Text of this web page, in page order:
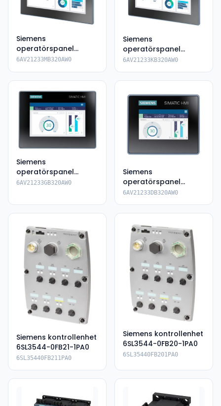
Siemens
operatörspanel
6AV2123-3MB32-
6AV21233MB320AW0
Siemens
operatörspanel
6AV2123-3KB32-0AW0
6AV21233KB320AW0
Siemens
operatörspanel
6AV2123-3GB32-
6AV21233GB320AW0
Siemens
operatörspanel
6AV2123-3DB32-0AW0
6AV21233DB320AW0
Siemens kontrollenhet
6SL3544-0FB21-1PA0
6SL35440FB211PA0
Siemens kontrollenhet
6SL3544-0FB20-1PA0
6SL35440FB201PA0